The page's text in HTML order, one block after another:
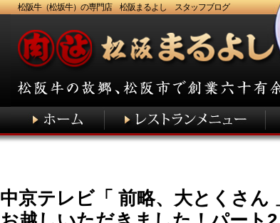
松阪牛（松坂牛）の専門店 松阪まるよし スタッフブログ
中京テレビ「 前略、大とくさん